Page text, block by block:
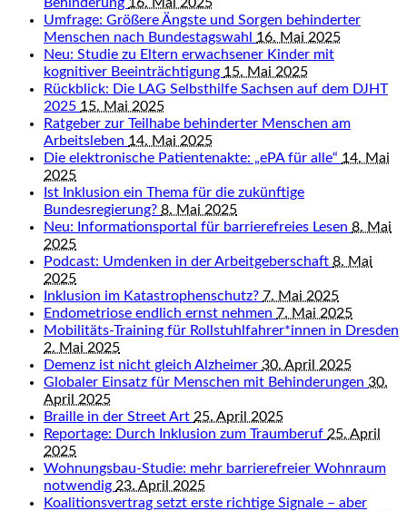
Umfrage: Größere Ängste und Sorgen behinderter
Menschen nach Bundestagswahl 16. Mai 2025
Neu: Studie zu Eltern erwachsener Kinder mit
kognitiver Beeinträchtigung 15. Mai 2025
Rückblick: Die LAG Selbsthilfe Sachsen auf dem DJHT
2025 15. Mai 2025
Ratgeber zur Teilhabe behinderter Menschen am
Arbeitsleben 14. Mai 2025
Die elektronische Patientenakte: „ePA für alle“ 14. Mai
2025
Ist Inklusion ein Thema für die zukünftige
Bundesregierung? 8. Mai 2025
Neu: Informationsportal für barrierefreies Lesen 8. Mai
2025
Podcast: Umdenken in der Arbeitgeberschaft 8. Mai
2025
Inklusion im Katastrophenschutz? 7. Mai 2025
Endometriose endlich ernst nehmen 7. Mai 2025
Mobilitäts-Training für Rollstuhlfahrer*innen in Dresden
2. Mai 2025
Demenz ist nicht gleich Alzheimer 30. April 2025
Globaler Einsatz für Menschen mit Behinderungen 30.
April 2025
Braille in der Street Art 25. April 2025
Reportage: Durch Inklusion zum Traumberuf 25. April
2025
Wohnungsbau-Studie: mehr barrierefreier Wohnraum
notwendig 23. April 2025
Koalitionsvertrag setzt erste richtige Signale – aber